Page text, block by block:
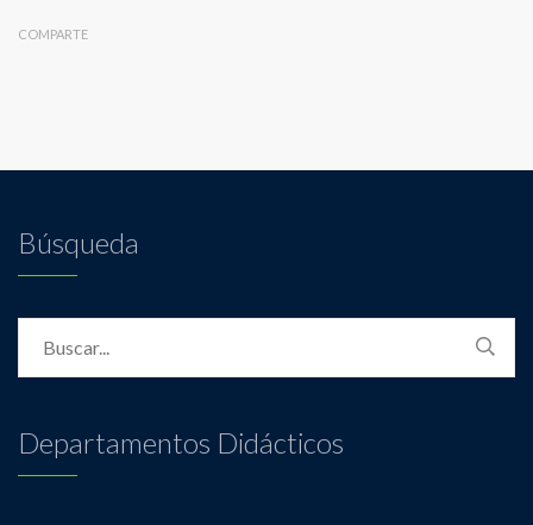
COMPARTE
Búsqueda
Departamentos Didácticos